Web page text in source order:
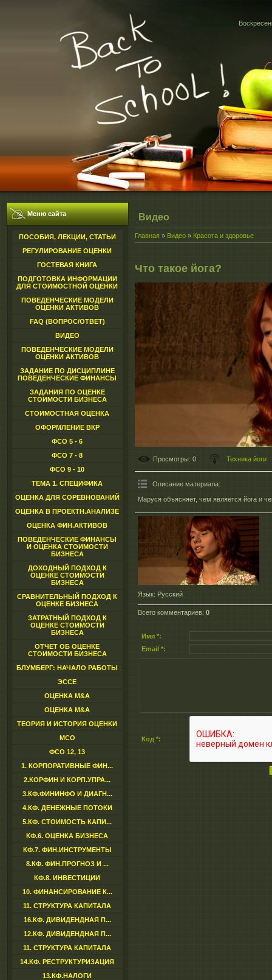
Меню сайта
ПОСОБИЯ, ЛЕКЦИИ, СТАТЬИ
РЕГУЛИРОВАНИЕ ОЦЕНКИ
ГОСТЕВАЯ КНИГА
ПОДГОТОВКА ИНФОРМАЦИИ
ДЛЯ СТОИМОСТНОЙ ОЦЕНКИ
ПОВЕДЕНЧЕСКИЕ МОДЕЛИ
ОЦЕНКИ АКТИВОВ
FAQ (ВОПРОС/ОТВЕТ)
ВИДЕО
ПОВЕДЕНЧЕСКИЕ МОДЕЛИ
ОЦЕНКИ АКТИВОВ
ЗАДАНИЕ ПО ДИСЦИПЛИНЕ
ПОВЕДЕНЧЕСКИЕ ФИНАНСЫ
ЗАДАНИЯ ПО ОЦЕНКЕ
СТОИМОСТИ БИЗНЕСА
СТОИМОСТНАЯ ОЦЕНКА
ОФОРМЛЕНИЕ ВКР
ФСО 5 - 6
ФСО 7 - 8
ФСО 9 - 10
ТЕМА 1. СПЕЦИФИКА
ОЦЕНКА ДЛЯ СОРЕВНОВАНИЙ
ОЦЕНКА В ПРОЕКТН.АНАЛИЗЕ
ОЦЕНКА ФИН.АКТИВОВ
ПОВЕДЕНЧЕСКИЕ ФИНАНСЫ
И ОЦЕНКА СТОИМОСТИ
БИЗНЕСА
ДОХОДНЫЙ ПОДХОД К
ОЦЕНКЕ СТОИМОСТИ
БИЗНЕСА
СРАВНИТЕЛЬНЫЙ ПОДХОД К
ОЦЕНКЕ БИЗНЕСА
ЗАТРАТНЫЙ ПОДХОД К
ОЦЕНКЕ СТОИМОСТИ
БИЗНЕСА
ОТЧЕТ ОБ ОЦЕНКЕ
СТОИМОСТИ БИЗНЕСА
БЛУМБЕРГ: НАЧАЛО РАБОТЫ
ЭССЕ
ОЦЕНКА M&A
ОЦЕНКА M&A
ТЕОРИЯ И ИСТОРИЯ ОЦЕНКИ
МСО
ФСО 12, 13
1. КОРПОРАТИВНЫЕ ФИН...
2.КОРФИН И КОРП.УПРА...
3.КФ.ФИНИНФО И ДИАГН...
4.КФ. ДЕНЕЖНЫЕ ПОТОКИ
5.КФ. СТОИМОСТЬ КАПИ...
КФ.6. ОЦЕНКА БИЗНЕСА
КФ.7. ФИН.ИНСТРУМЕНТЫ
8.КФ. ФИН.ПРОГНОЗ И ...
КФ.8. ИНВЕСТИЦИИ
10. ФИНАНСИРОВАНИЕ К...
11. СТРУКТУРА КАПИТАЛА
16.КФ. ДИВИДЕНДНАЯ П...
12.КФ. ДИВИДЕНДНАЯ П...
11. СТРУКТУРА КАПИТАЛА
14.КФ. РЕСТРУКТУРИЗАЦИЯ
13.КФ.НАЛОГИ
Видео
Главная » Видео » Красота и здоровье
Что такое йога?
Просмотры: 0 Техника йоги
Описание материала:
Маруся объясняет, чем является йога и
Язык: Русский
Всего комментариев: 0
Имя *:
Email *:
Код *: